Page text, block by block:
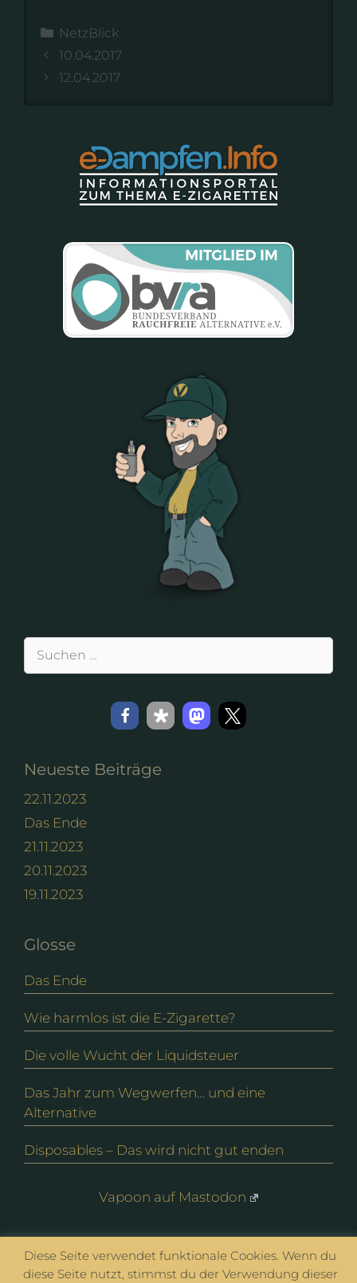
Kategorien
NetzBlick
10.04.2017
12.04.2017
Suchen
Neueste Beiträge
22.11.2023
Das Ende
21.11.2023
20.11.2023
19.11.2023
Glosse
Das Ende
Wie harmlos ist die E-Zigarette?
Die volle Wucht der Liquidsteuer
Das Jahr zum Wegwerfen… und eine
Alternative
Disposables – Das wird nicht gut enden
Vapoon auf Mastodon
© vapoon seit 2016 |Datenschutz|Impressum
Diese Seite verwendet funktionale Cookies. Wenn du
diese Seite nutzt, stimmst du der Verwendung dieser